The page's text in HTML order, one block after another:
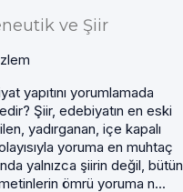
ve Şiir
yapıtını yorumlamada
Şiir, edebiyatın en eski
yadırganan, içe kapalı
yoruma en muhtaç
yalnızca şiirin değil, bütün
ömrü yoruma n...